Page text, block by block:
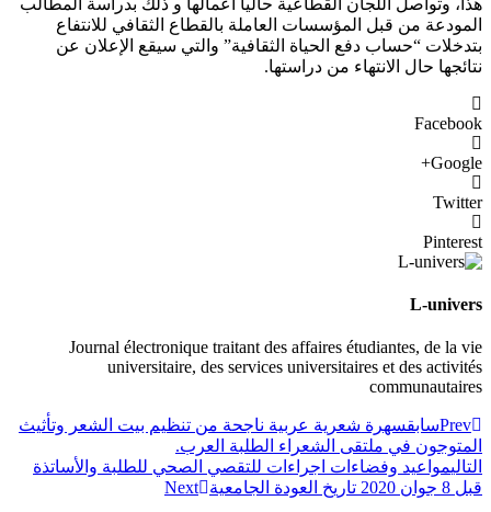
المودعة من قبل المؤسسات العاملة بالقطاع الثقافي للانتفاع
بتدخلات “حساب دفع الحياة الثقافية” والتي سيقع الإعلان عن
نتائجها حال الانتهاء من دراستها.
Facebook
Google+
Twitter
Pinterest
L-univers
Journal électronique traitant des affaires étudiantes, de la vie
universitaire, des services universitaires et des activités
communautaires
Prevسابقسهرة شعرية عربية ناجحة من تنظيم بيت الشعر وتأثيث
المتوجون في ملتقى الشعراء الطلبة العرب.
التاليمواعيد وفضاءات اجراءات للتقصي الصحي للطلبة والأساتذة
قبل 8 جوان 2020 تاريخ العودة الجامعية
Next